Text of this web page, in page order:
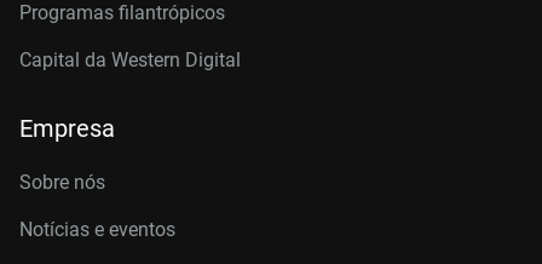
Programas filantrópicos
Capital da Western Digital
Empresa
Sobre nós
Notícias e eventos